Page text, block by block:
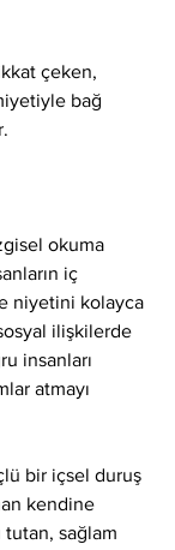
çeken,
bağ
okuma
iç
niyetini kolayca
ilişkilerde
insanları
atmayı
bir içsel duruş
kendine
sağlam